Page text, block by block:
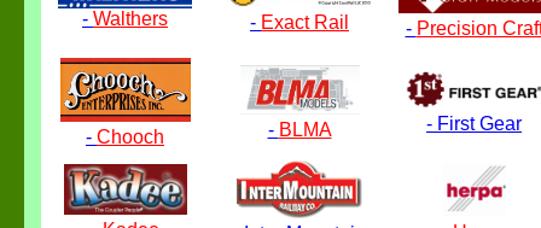
- Walthers - Exact Rail - Precision
- Chooch - BLMA - First Gear